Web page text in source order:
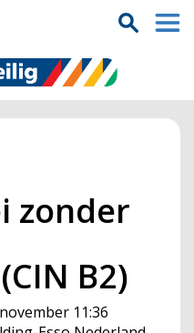
zonder
B2)
11:36